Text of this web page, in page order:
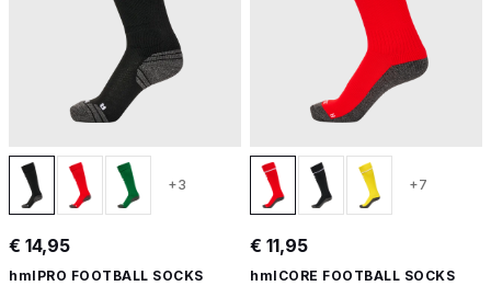
+3
€ 14,95
hmlPRO FOOTBALL SOCKS
+7
€ 11,95
hmlCORE FOOTBALL SOCKS